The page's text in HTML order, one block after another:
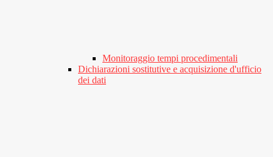
Monitoraggio tempi procedimentali
Dichiarazioni sostitutive e acquisizione d'ufficio
dei dati